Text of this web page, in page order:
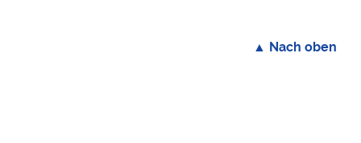
▲ Nach oben